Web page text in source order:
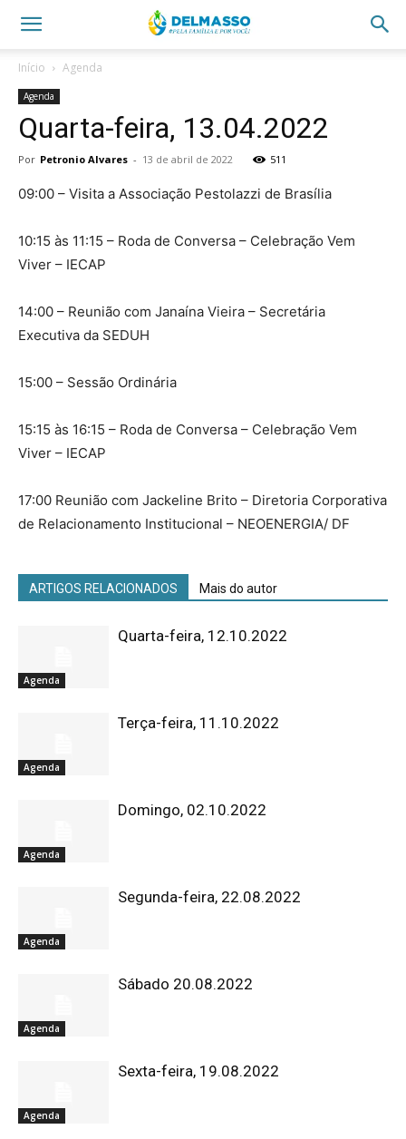
Início Agenda
Agenda
Quarta-feira, 13.04.2022
Por Petronio Alvares - 13 de abril de 2022 511
09:00 – Visita a Associação Pestolazzi de Brasília
10:15 às 11:15 – Roda de Conversa – Celebração Vem
Viver – IECAP
14:00 – Reunião com Janaína Vieira – Secretária
Executiva da SEDUH
15:00 – Sessão Ordinária
15:15 às 16:15 – Roda de Conversa – Celebração Vem
Viver – IECAP
17:00 Reunião com Jackeline Brito – Diretoria Corporativa
de Relacionamento Institucional – NEOENERGIA/ DF
ARTIGOS RELACIONADOS Mais do autor
Agenda
Quarta-feira, 12.10.2022
Agenda
Terça-feira, 11.10.2022
Agenda
Domingo, 02.10.2022
Agenda
Segunda-feira, 22.08.2022
Agenda
Sábado 20.08.2022
Agenda
Sexta-feira, 19.08.2022